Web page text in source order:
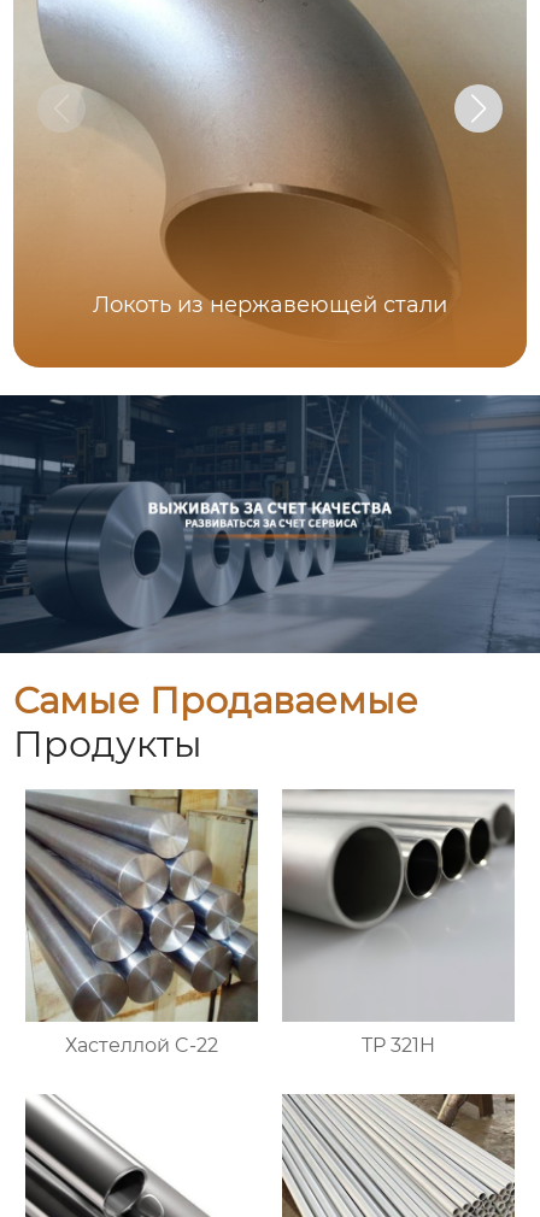
Локоть из нержавеющей стали
Самые Продаваемые
Продукты
Хастеллой C-22 TP 321H